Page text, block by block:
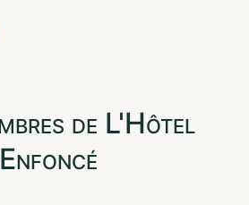
de L'Hôtel
Enfoncé